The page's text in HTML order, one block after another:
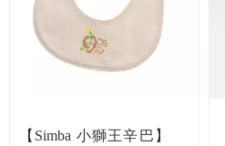
【Simba 小獅王辛巴】